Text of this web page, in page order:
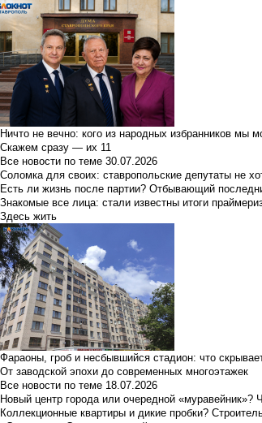
Ничто не вечно: кого из народных избранников мы
Скажем сразу — их 11
Все новости по теме 30.07.2026
Соломка для своих: ставропольские депутаты не
Есть ли жизнь после партии? Отбывающий
Знакомые все лица: стали известны итоги
Здесь жить
Фараоны, гроб и несбывшийся стадион: что
От заводской эпохи до современных многоэтажек
Все новости по теме 18.07.2026
Новый центр города или очередной
Коллекционные квартиры и дикие пробки?